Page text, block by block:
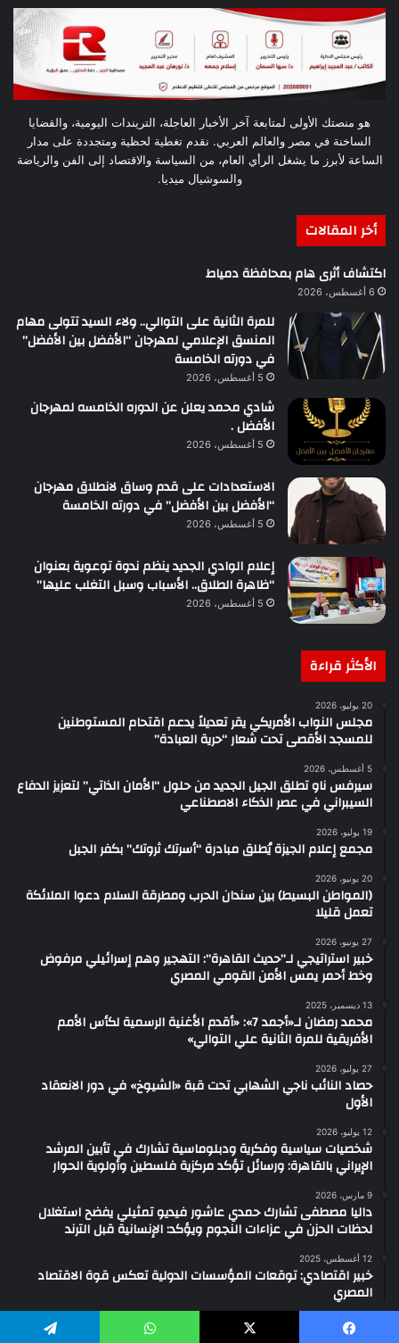
هو منصتك الأولى لمتابعة آخر الأخبار العاجلة، التريندات اليومية، والقضايا
الساخنة في مصر والعالم العربي. نقدم تغطية لحظية ومتجددة على مدار
الساعة لأبرز ما يشغل الرأي العام، من السياسة والاقتصاد إلى الفن والرياضة
والسوشيال ميديا.
أخر المقالات
اكتشاف أثرى هام بمحافظة دمياط
6 أغسطس، 2026
للمرة الثانية على التوالي.. ولاء السيد تتولى مهام
المنسق الإعلامي لمهرجان “الأفضل بين الأفضل”
في دورته الخامسة
5 أغسطس، 2026
شادي محمد يعلن عن الدوره الخامسه لمهرجان
الأفضل .
5 أغسطس، 2026
الاستعدادات على قدم وساق لانطلاق مهرجان
“الأفضل بين الأفضل” في دورته الخامسة
5 أغسطس، 2026
إعلام الوادي الجديد ينظم ندوة توعوية بعنوان
“ظاهرة الطلاق.. الأسباب وسبل التغلب عليها”
5 أغسطس، 2026
الأكثر قراءة
20 يوليو، 2026
مجلس النواب الأمريكي يقر تعديلاً يدعم اقتحام المستوطنين
للمسجد الأقصى تحت شعار “حرية العبادة”
5 أغسطس، 2026
سيرفس ناو تطلق الجيل الجديد من حلول “الأمان الذاتي” لتعزيز الدفاع
السيبراني في عصر الذكاء الاصطناعي
19 يوليو، 2026
​مجمع إعلام الجيزة يُطلق مبادرة “أسرتك ثروتك” بكفر الجبل
20 يونيو، 2026
(المواطن البسيط) بين سندان الحرب ومطرقة السلام دعوا الملائكة
تعمل قليلا
27 يونيو، 2026
خبير استراتيجي لـ”حديث القاهرة”: التهجير وهم إسرائيلي مرفوض
وخط أحمر يمس الأمن القومي المصري
13 ديسمبر، 2025
محمد رمضان لـ«أجمد 7»: «أقدم الأغنية الرسمية لكأس الأمم
الأفريقية للمرة الثانية علي التوالي»
27 يوليو، 2026
حصاد النائب ناجي الشهابي تحت قبة «الشيوخ» في دور الانعقاد
الأول
12 يوليو، 2026
شخصيات سياسية وفكرية ودبلوماسية تشارك في تأبين المرشد
الإيراني بالقاهرة: ورسائل تؤكد مركزية فلسطين وأولوية الحوار
9 مارس، 2026
داليا مصطفى تشارك حمدي عاشور فيديو تمثيلي يفضح استغلال
لحظات الحزن في عزاءات النجوم ويؤكد: الإنسانية قبل الترند
12 أغسطس، 2025
خبير اقتصادي: توقعات المؤسسات الدولية تعكس قوة الاقتصاد
المصري